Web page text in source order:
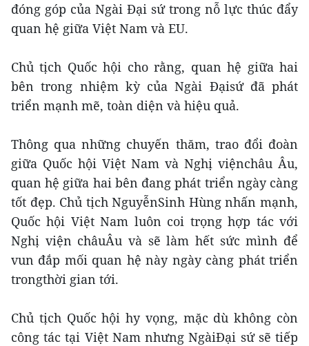
đóng góp của Ngài Đại sứ trong nỗ lực thúc đẩy
quan hệ giữa Việt Nam và EU.
Chủ tịch Quốc hội cho rằng, quan hệ giữa hai
bên trong nhiệm kỳ của Ngài Đạisứ đã phát
triển mạnh mẽ, toàn diện và hiệu quả.
Thông qua những chuyến thăm, trao đổi đoàn
giữa Quốc hội Việt Nam và Nghị việnchâu Âu,
quan hệ giữa hai bên đang phát triển ngày càng
tốt đẹp. Chủ tịch NguyễnSinh Hùng nhấn mạnh,
Quốc hội Việt Nam luôn coi trọng hợp tác với
Nghị viện châuÂu và sẽ làm hết sức mình để
vun đắp mối quan hệ này ngày càng phát triển
trongthời gian tới.
Chủ tịch Quốc hội hy vọng, mặc dù không còn
công tác tại Việt Nam nhưng NgàiĐại sứ sẽ tiếp